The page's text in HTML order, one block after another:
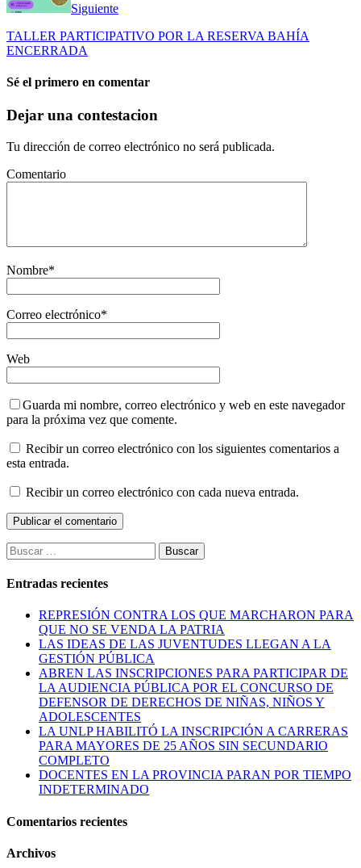
Siguiente
TALLER PARTICIPATIVO POR LA RESERVA BAHÍA
ENCERRADA
Sé el primero en comentar
Dejar una contestacion
Tu dirección de correo electrónico no será publicada.
Comentario
Nombre*
Correo electrónico*
Web
Guarda mi nombre, correo electrónico y web en este navegador
para la próxima vez que comente.
Recibir un correo electrónico con los siguientes comentarios a
esta entrada.
Recibir un correo electrónico con cada nueva entrada.
Buscar:
Entradas recientes
REPRESIÓN CONTRA LOS QUE MARCHARON PARA
QUE NO SE VENDA LA PATRIA
LAS IDEAS DE LAS JUVENTUDES LLEGAN A LA
GESTIÓN PÚBLICA
ABREN LAS INSCRIPCIONES PARA PARTICIPAR DE
LA AUDIENCIA PÚBLICA POR EL CONCURSO DE
DEFENSOR DE DERECHOS DE NIÑAS, NIÑOS Y
ADOLESCENTES
LA UNLP HABILITÓ LA INSCRIPCIÓN A CARRERAS
PARA MAYORES DE 25 AÑOS SIN SECUNDARIO
COMPLETO
DOCENTES EN LA PROVINCIA PARAN POR TIEMPO
INDETERMINADO
Comentarios recientes
Archivos